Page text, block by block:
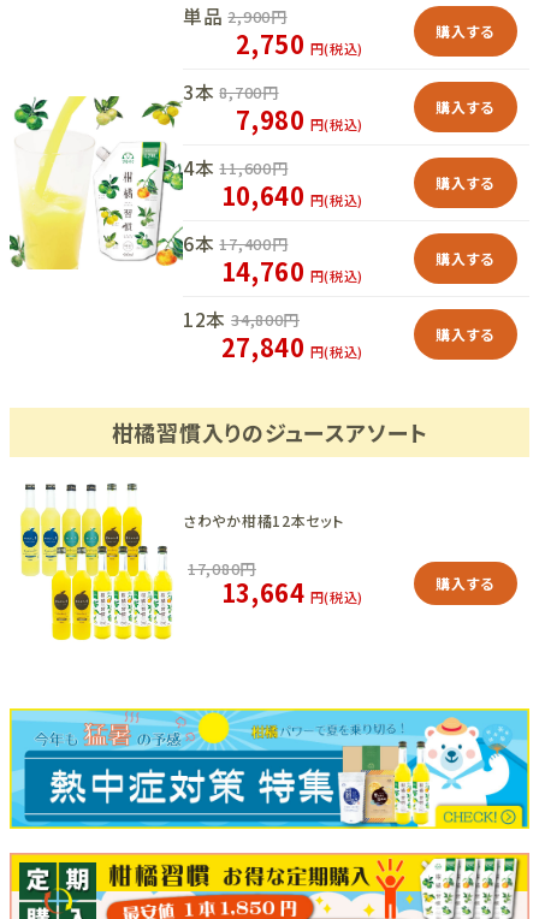
単品 2,900円
2,750 円(税込)
購入する
3本 8,700円
7,980 円(税込)
購入する
4本 11,600円
10,640 円(税込)
購入する
6本 17,400円
14,760 円(税込)
購入する
12本 34,800円
27,840 円(税込)
購入する
柑橘習慣入りのジュースアソート
さわやか柑橘12本セット
17,080円
13,664 円(税込)
購入する